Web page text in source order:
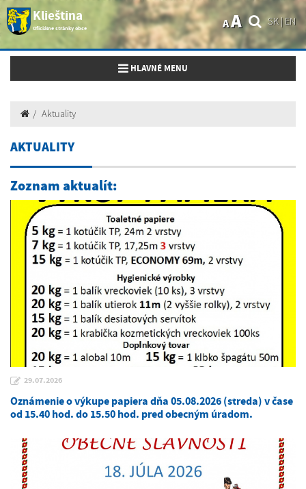
Klieština
Oficiálne stránky obce
SK| EN
AA
Toggle navigation
HLAVNÉ MENU
Aktuality
AKTUALITY
Zoznam aktualít:
29.07.2026
Oznámenie o výkupe papiera dňa 05.08.2026 (streda) v čase
od 15.40 hod. do 15.50 hod. pred obecným úradom.